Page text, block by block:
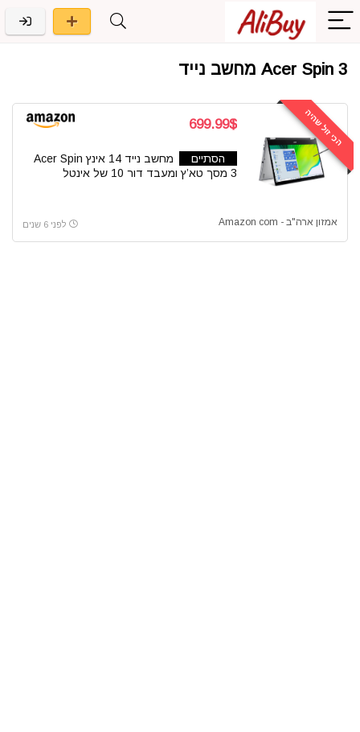
Acer Spin 3 מחשב נייד
הכי זול שהיה 699.99$
הסתיים
מחשב נייד 14 אינץ Acer Spin
3 מסך טא’ץ ומעבד דור 10 של אינטל
אמזון ארה"ב - Amazon com לפני 6 שנים